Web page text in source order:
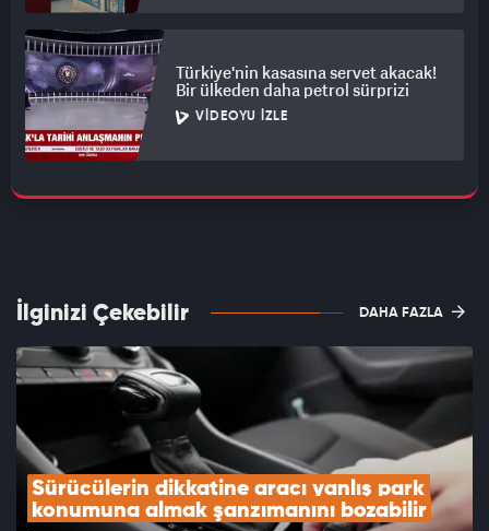
Türkiye'nin kasasına servet akacak!
Bir ülkeden daha petrol sürprizi
VIDEOYU İZLE
İlginizi Çekebilir DAHA FAZLA
Sürücülerin dikkatine aracı yanlış park
konumuna almak şanzımanını bozabilir